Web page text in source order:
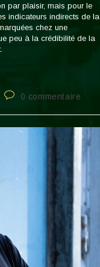
par plaisir, mais pour le
indicateurs indirects de la
chez une
peu à la crédibilité de la
Commentaires
la
publication :
0 commentaire